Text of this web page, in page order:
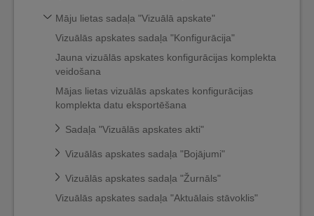
Māju lietas sadaļa "Vizuālā apskate"
Vizuālās apskates sadaļa "Konfigurācija"
Jauna vizuālās apskates konfigurācijas komplekta
veidošana
Mājas lietas vizuālās apskates konfigurācijas
komplekta datu eksportēšana
Sadaļa "Vizuālās apskates akti"
Vizuālās apskates sadaļa "Bojājumi"
Vizuālās apskates sadaļa "Žurnāls"
Vizuālās apskates sadaļa "Aktuālais stāvoklis"